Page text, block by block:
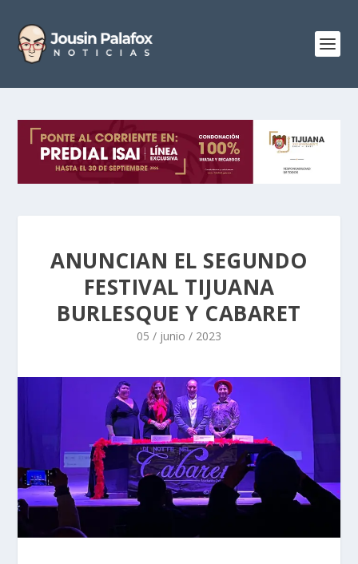
ANUNCIAN EL SEGUNDO
FESTIVAL TIJUANA
BURLESQUE Y CABARET
05 / junio / 2023